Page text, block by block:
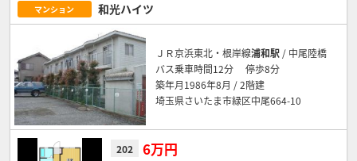
マンション 和光ハイツ
ＪＲ京浜東北・根岸線浦和駅 / 中尾陸橋
バス乗車時間12分 停歩8分
築年月1986年8月 / 2階建
埼玉県さいたま市緑区中尾664-10
202 6万円